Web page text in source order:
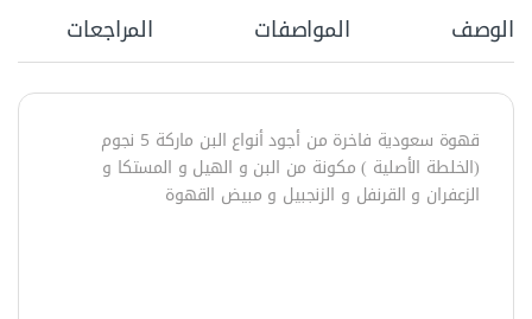
الوصف المواصفات المراجعات
قهوة سعودية فاخرة من أجود أنواع البن ماركة 5 نجوم
(الخلطة الأصلية ) مكونة من البن و الهيل و المستكا و
الزعفران و القرنفل و الزنجبيل و مبيض القهوة